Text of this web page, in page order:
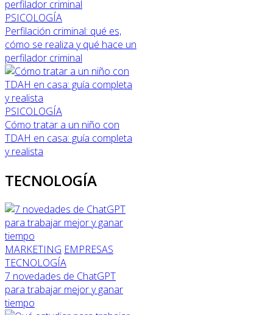
PSICOLOGÍA
Perfilación criminal: qué es,
cómo se realiza y qué hace un
perfilador criminal
PSICOLOGÍA
Cómo tratar a un niño con
TDAH en casa: guía completa
y realista
TECNOLOGÍA
MARKETING EMPRESAS
TECNOLOGÍA
7 novedades de ChatGPT
para trabajar mejor y ganar
tiempo